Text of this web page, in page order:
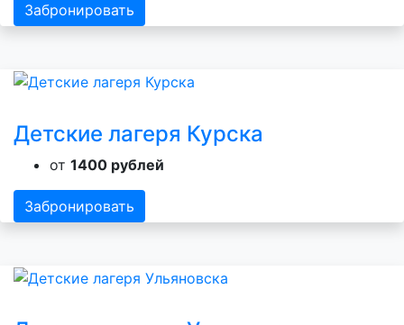
Забронировать
Детские лагеря Курска
от 1400 рублей
Забронировать